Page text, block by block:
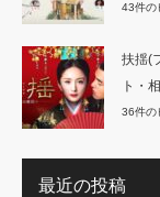
43件の
扶揺(
ト・
36件の
最近の投稿